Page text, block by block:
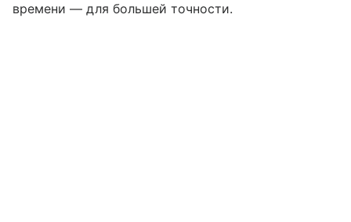
времени — для большей точности.